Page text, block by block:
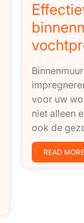
voor uw
niet alleen
ook de
READ MORE